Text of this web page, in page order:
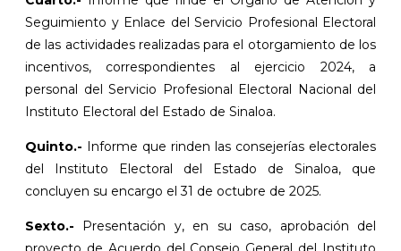
Seguimiento y Enlace del Servicio Profesional Electoral
de las actividades realizadas para el otorgamiento de los
incentivos, correspondientes al ejercicio 2024, a
personal del Servicio Profesional Electoral Nacional del
Instituto Electoral del Estado de Sinaloa.
Quinto.- Informe que rinden las consejerías electorales
del Instituto Electoral del Estado de Sinaloa, que
concluyen su encargo el 31 de octubre de 2025.
Sexto.-
Presentación y, en su caso, aprobación del